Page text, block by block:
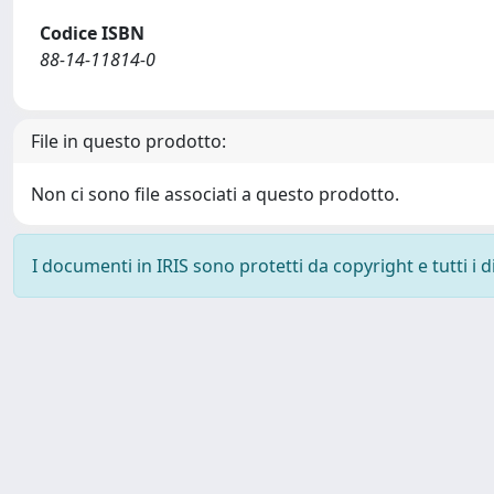
Codice ISBN
88-14-11814-0
File in questo prodotto:
Non ci sono file associati a questo prodotto.
I documenti in IRIS sono protetti da copyright e tutti i